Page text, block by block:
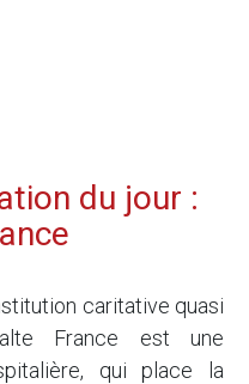
du jour :
caritative quasi
France est une
qui place la